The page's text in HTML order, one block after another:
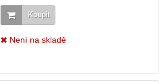
Koupit
Není na skladě